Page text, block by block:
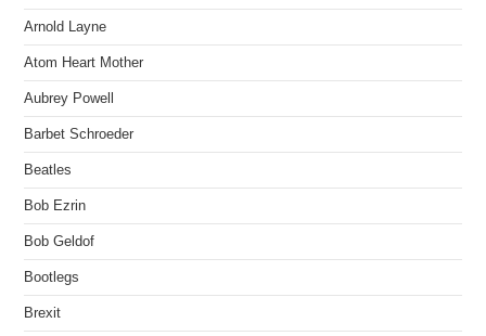
Arnold Layne
Atom Heart Mother
Aubrey Powell
Barbet Schroeder
Beatles
Bob Ezrin
Bob Geldof
Bootlegs
Brexit